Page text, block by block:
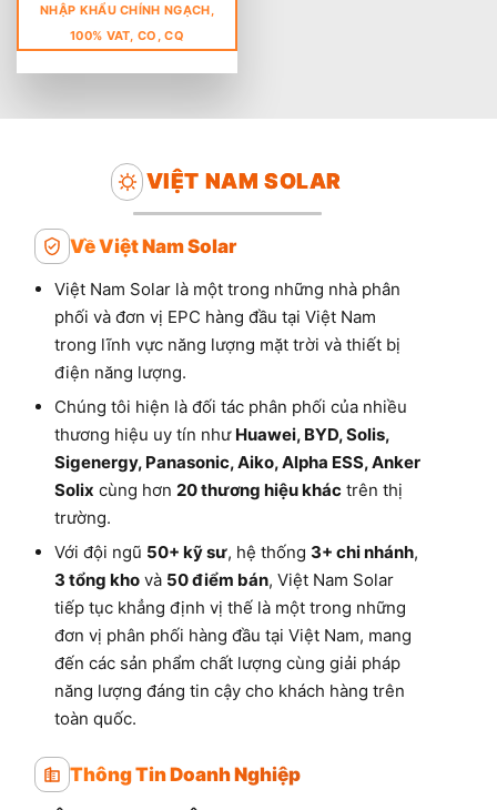
NHẬP KHẨU CHÍNH NGẠCH,
100% VAT, CO, CQ
VIỆT NAM SOLAR
Về Việt Nam Solar
Việt Nam Solar là một trong những nhà phân
phối và đơn vị EPC hàng đầu tại Việt Nam
trong lĩnh vực năng lượng mặt trời và thiết bị
điện năng lượng.
Chúng tôi hiện là đối tác phân phối của nhiều
thương hiệu uy tín như Huawei, BYD, Solis,
Sigenergy, Panasonic, Aiko, Alpha ESS, Anker
Solix cùng hơn 20 thương hiệu khác trên thị
trường.
Với đội ngũ 50+ kỹ sư, hệ thống 3+ chi nhánh,
3 tổng kho và 50 điểm bán, Việt Nam Solar
tiếp tục khẳng định vị thế là một trong những
đơn vị phân phối hàng đầu tại Việt Nam, mang
đến các sản phẩm chất lượng cùng giải pháp
năng lượng đáng tin cậy cho khách hàng trên
toàn quốc.
Thông Tin Doanh Nghiệp